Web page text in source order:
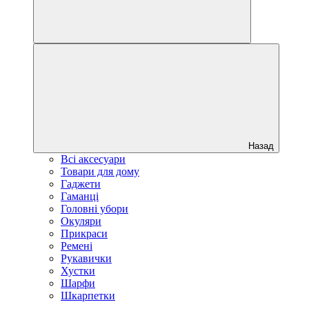
Назад
Всі аксесуари
Товари для дому
Гаджети
Гаманці
Головні убори
Окуляри
Прикраси
Ремені
Рукавички
Хустки
Шарфи
Шкарпетки